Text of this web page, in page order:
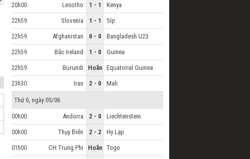
20h00 Lesotho 1 - 1 Kenya
22h59 Slovenia 1 - 1 Síp
22h59 Afghanistan 0 - 0 Bangladesh U23
22h59 Bắc Ireland 1 - 0 Guinea
22h59 Burundi Hoãn Equatorial Guinea
23h30 Iran 2 - 0 Mali
Thứ 6, ngày 05/06
00h00 Andorra 2 - 0 Liechtenstein
00h00 Thụy Điển 2 - 2 Hy Lạp
01h00 CH Trung Phi Hoãn Togo